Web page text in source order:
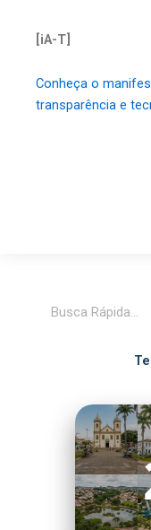
[iA-T]
Conheça o
transparência e